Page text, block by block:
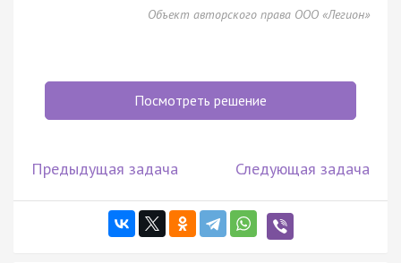
Объект авторского права ООО «Легион»
Посмотреть решение
Предыдущая задача Следующая задача